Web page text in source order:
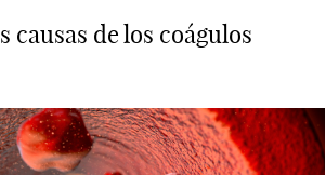
causas de los coágulos